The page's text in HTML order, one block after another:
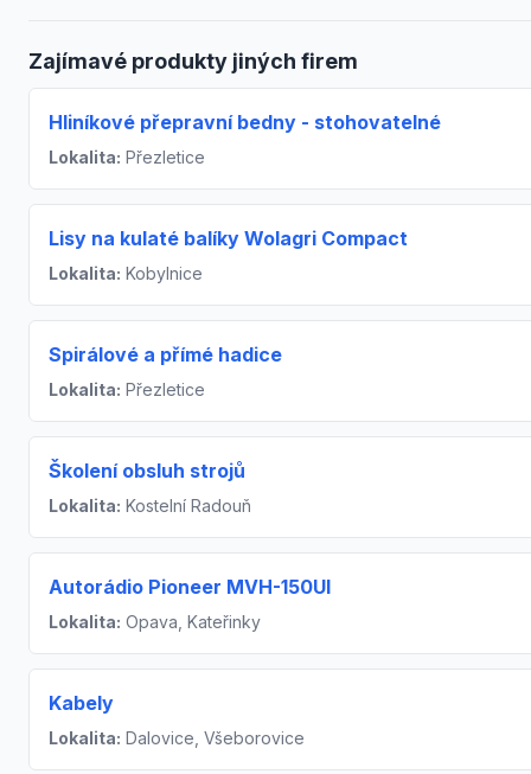
Zajímavé produkty jiných firem
Hliníkové přepravní bedny - stohovatelné
Lokalita: Přezletice
Lisy na kulaté balíky Wolagri Compact
Lokalita: Kobylnice
Spirálové a přímé hadice
Lokalita: Přezletice
Školení obsluh strojů
Lokalita: Kostelní Radouň
Autorádio Pioneer MVH-150UI
Lokalita: Opava, Kateřinky
Kabely
Lokalita: Dalovice, Všeborovice